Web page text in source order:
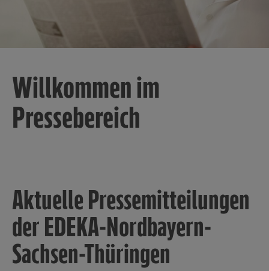
Willkommen im
Pressebereich
Aktuelle Pressemitteilungen
der EDEKA-Nordbayern-
Sachsen-Thüringen